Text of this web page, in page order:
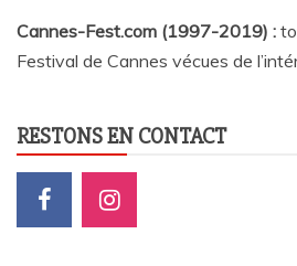
Cannes-Fest.com (1997-2019) :
Festival de Cannes vécues de
RESTONS EN CONTACT